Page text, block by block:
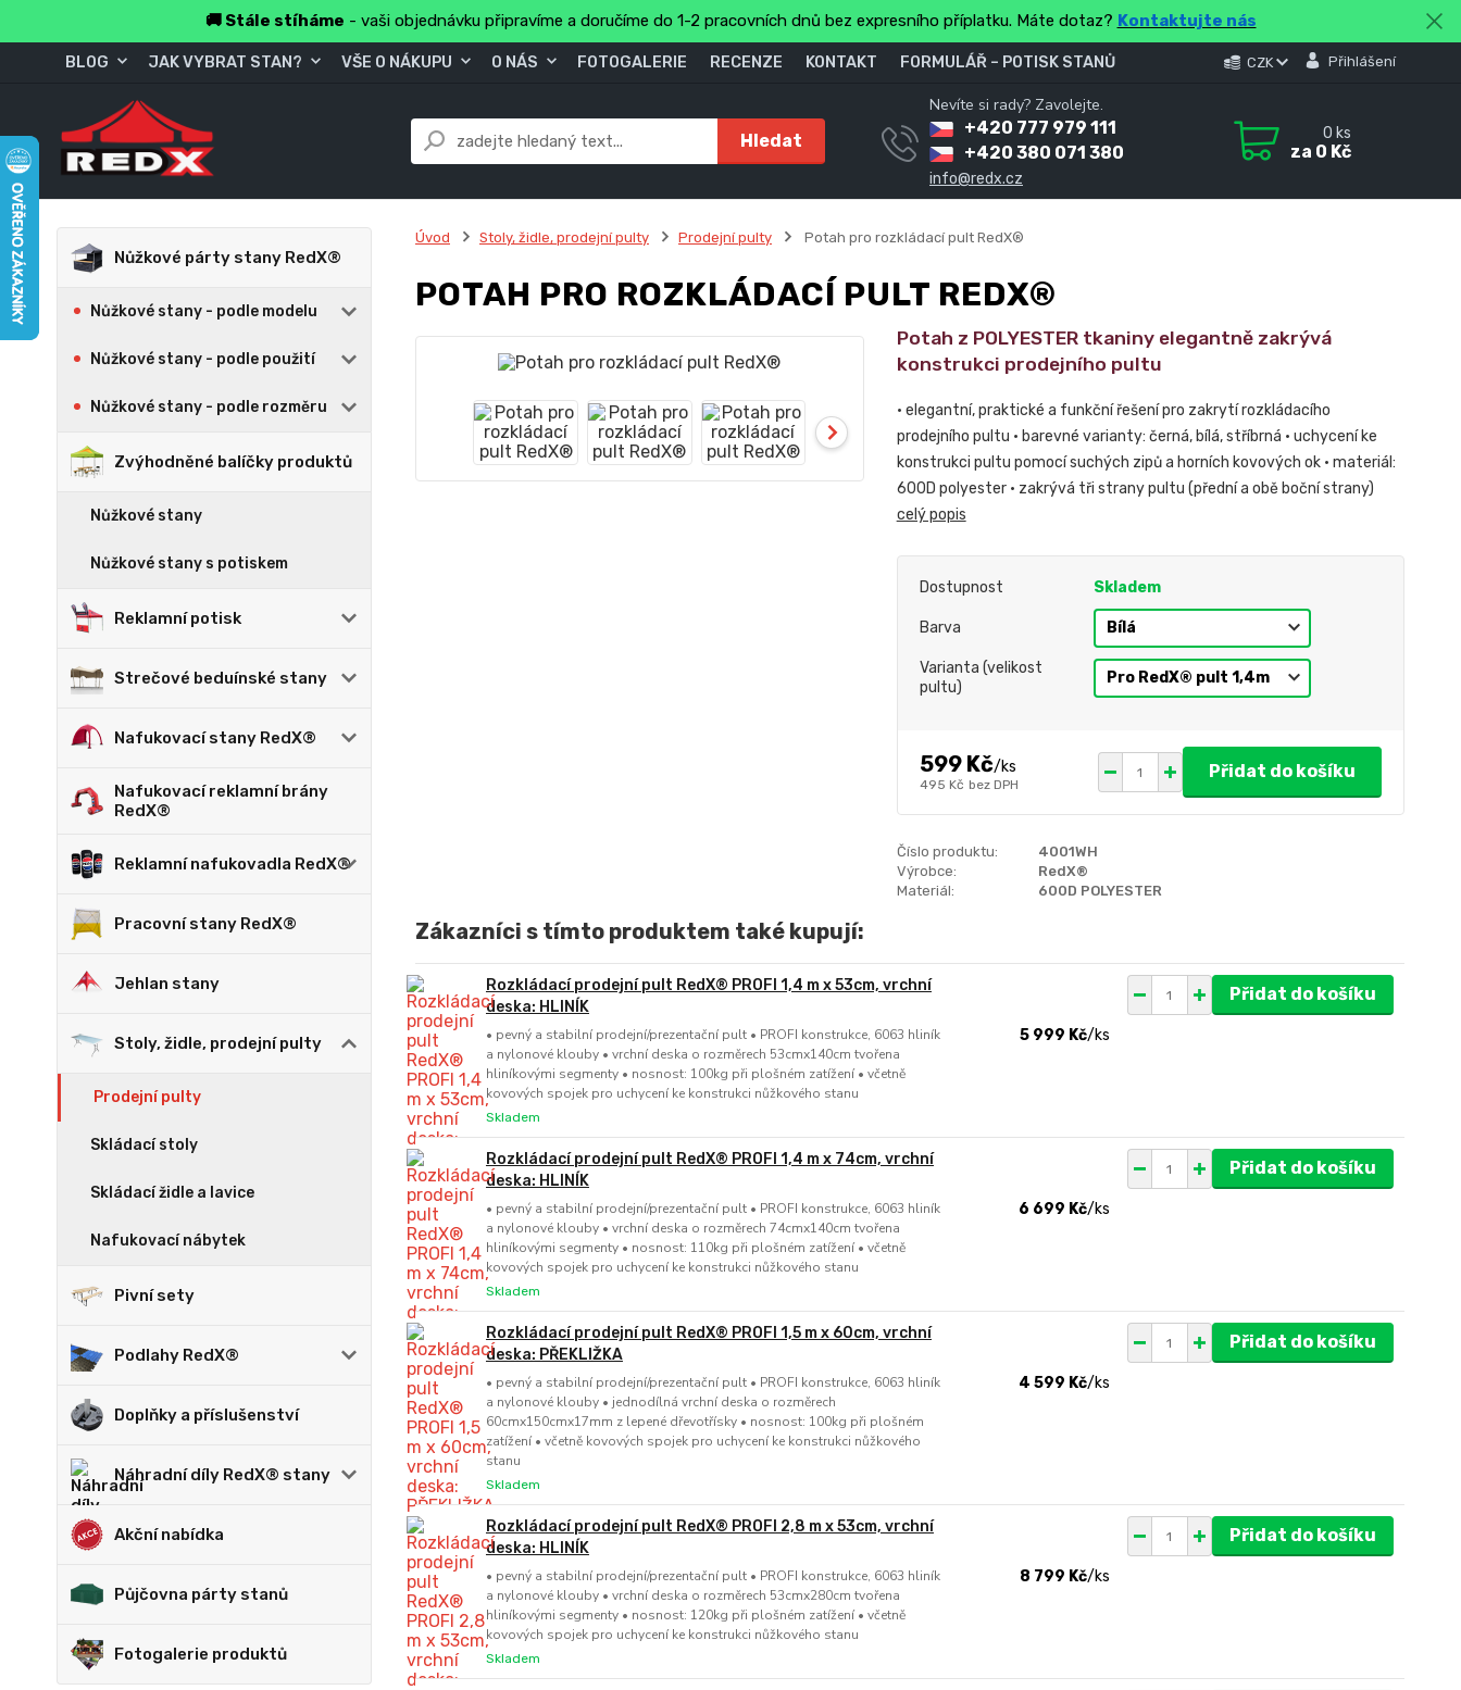
🚚 Stále stíháme - vaši objednávku připravíme a doručíme do 1-2 pracovních dnů bez expresního příplatku. Máte dotaz? Kontaktujte nás
BLOG JAK VYBRAT STAN? VŠE O NÁKUPU O NÁS FOTOGALERIE RECENZE KONTAKT FORMULÁŘ – POTISK STANŮ CZK Přihlášení
Hledat
Nevíte si rady? Zavolejte.
+420 777 979 111
+420 380 071 380
info@redx.cz
0 ks
za 0 Kč
Nůžkové párty stany RedX®
Nůžkové stany - podle modelu
Nůžkové stany - podle použití
Nůžkové stany - podle rozměru
Zvýhodněné balíčky produktů
Nůžkové stany
Nůžkové stany s potiskem
Reklamní potisk
Strečové beduínské stany
Nafukovací stany RedX®
Nafukovací reklamní brány
RedX®
Reklamní nafukovadla RedX®
Pracovní stany RedX®
Jehlan stany
Stoly, židle, prodejní pulty
Prodejní pulty
Skládací stoly
Skládací židle a lavice
Nafukovací nábytek
Pivní sety
Podlahy RedX®
Doplňky a příslušenství
Náhradní díly RedX® stany
Akční nabídka
Půjčovna párty stanů
Fotogalerie produktů
Úvod Stoly, židle, prodejní pulty Prodejní pulty Potah pro rozkládací pult RedX®
POTAH PRO ROZKLÁDACÍ PULT REDX®
Potah z POLYESTER tkaniny elegantně zakrývá
konstrukci prodejního pultu
• elegantní, praktické a funkční řešení pro zakrytí rozkládacího
prodejního pultu • barevné varianty: černá, bílá, stříbrná • uchycení ke
konstrukci pultu pomocí suchých zipů a horních kovových ok • materiál:
600D polyester • zakrývá tři strany pultu (přední a obě boční strany)
celý popis
Dostupnost Skladem
Barva
Varianta (velikost
pultu)
599 Kč/ks
495 Kč bez DPH
Přidat do košíku
Číslo produktu:
4001WH
Výrobce:
RedX®
Materiál:
600D POLYESTER
Zákazníci s tímto produktem také kupují:
Rozkládací prodejní pult RedX® PROFI 1,4 m x 53cm, vrchní
deska: HLINÍK
• pevný a stabilní prodejní/prezentační pult • PROFI konstrukce, 6063 hliník
a nylonové klouby • vrchní deska o rozměrech 53cmx140cm tvořena
hliníkovými segmenty • nosnost: 100kg při plošném zatížení • včetně
kovových spojek pro uchycení ke konstrukci nůžkového stanu
5 999 Kč/ks
Skladem
Přidat do košíku
Rozkládací prodejní pult RedX® PROFI 1,4 m x 74cm, vrchní
deska: HLINÍK
• pevný a stabilní prodejní/prezentační pult • PROFI konstrukce, 6063 hliník
a nylonové klouby • vrchní deska o rozměrech 74cmx140cm tvořena
hliníkovými segmenty • nosnost: 110kg při plošném zatížení • včetně
kovových spojek pro uchycení ke konstrukci nůžkového stanu
6 699 Kč/ks
Skladem
Přidat do košíku
Rozkládací prodejní pult RedX® PROFI 1,5 m x 60cm, vrchní
deska: PŘEKLIŽKA
• pevný a stabilní prodejní/prezentační pult • PROFI konstrukce, 6063 hliník
a nylonové klouby • jednodílná vrchní deska o rozměrech
60cmx150cmx17mm z lepené dřevotřísky • nosnost: 100kg při plošném
zatížení • včetně kovových spojek pro uchycení ke konstrukci nůžkového
stanu
4 599 Kč/ks
Skladem
Přidat do košíku
Rozkládací prodejní pult RedX® PROFI 2,8 m x 53cm, vrchní
deska: HLINÍK
• pevný a stabilní prodejní/prezentační pult • PROFI konstrukce, 6063 hliník
a nylonové klouby • vrchní deska o rozměrech 53cmx280cm tvořena
hliníkovými segmenty • nosnost: 120kg při plošném zatížení • včetně
kovových spojek pro uchycení ke konstrukci nůžkového stanu
8 799 Kč/ks
Skladem
Přidat do košíku